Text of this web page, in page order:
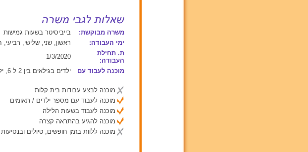
משרה מבוקשת:
בייביסיטר בשעות גמישות
ימי העבודה:
ראשון, שני, שלישי,
ת. תחילת
העבודה:
1/3/2020
מוכנה לעבוד עם
ילדים בגילאים בין 2 ל 6, ילדים מעל גיל 6
מוכנה לבצע עבודות בית קלות
מוכנה לעבוד עם מספר ילדים / תאומים
מוכנה לעבוד בשעות הלילה
מוכנה להגיע בהתראה קצרה
מוכנה ללוות בזמן חופשים, טיולים